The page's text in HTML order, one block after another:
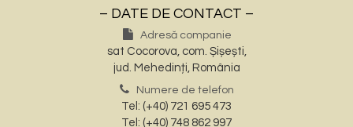
– DATE DE CONTACT –
Adresă companie
sat Cocorova, com. Șișești,
jud. Mehedinți, România
Numere de telefon
Tel: (+40) 721 695 473
Tel: (+40) 748 862 997